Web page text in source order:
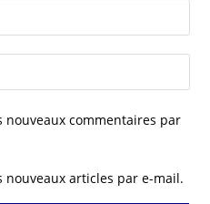
nouveaux commentaires par
nouveaux articles par e-mail.